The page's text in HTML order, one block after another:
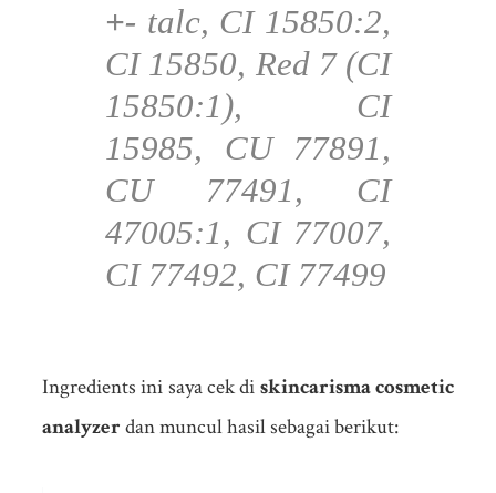
+- talc, CI 15850:2,
CI 15850, Red 7 (CI
15850:1), CI
15985, CU 77891,
CU 77491, CI
47005:1, CI 77007,
CI 77492, CI 77499
Ingredients ini saya cek di skincarisma cosmetic
analyzer dan muncul hasil sebagai berikut: